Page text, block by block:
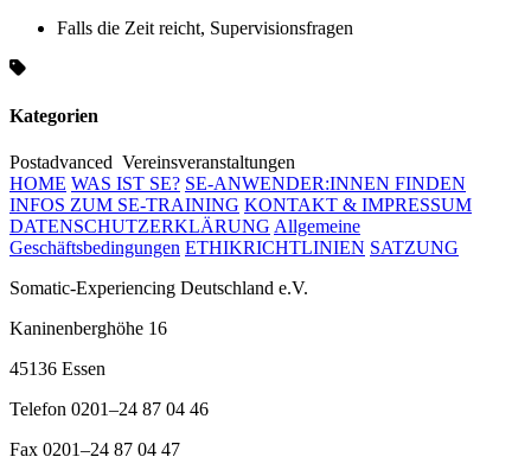
Falls die Zeit reicht, Supervisionsfragen
Kategorien
Postadvanced Vereinsveranstaltungen
HOME WAS IST SE? SE-ANWENDER:INNEN FINDEN
INFOS ZUM SE-TRAINING KONTAKT & IMPRESSUM
DATENSCHUTZERKLÄRUNG Allgemeine
Geschäftsbedingungen ETHIKRICHTLINIEN SATZUNG
Somatic-Experiencing Deutschland e.V.
Kaninenberghöhe 16
45136 Essen
Telefon 0201–24 87 04 46
Fax 0201–24 87 04 47